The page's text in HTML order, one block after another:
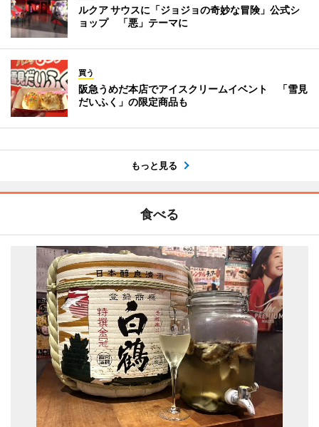
ルクア サウスに「ジョジョの奇妙な冒険」公式シ
ョップ 「悪」テーマに
買う
阪急うめだ本店でアイスクリームイベント 「雪見
だいふく」の限定商品も
もっと見る
食べる